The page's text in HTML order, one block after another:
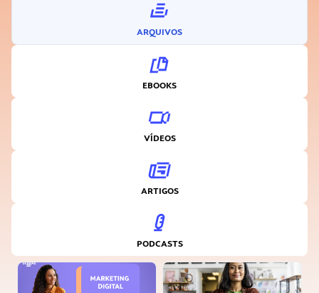
ARQUIVOS
EBOOKS
VÍDEOS
ARTIGOS
PODCASTS